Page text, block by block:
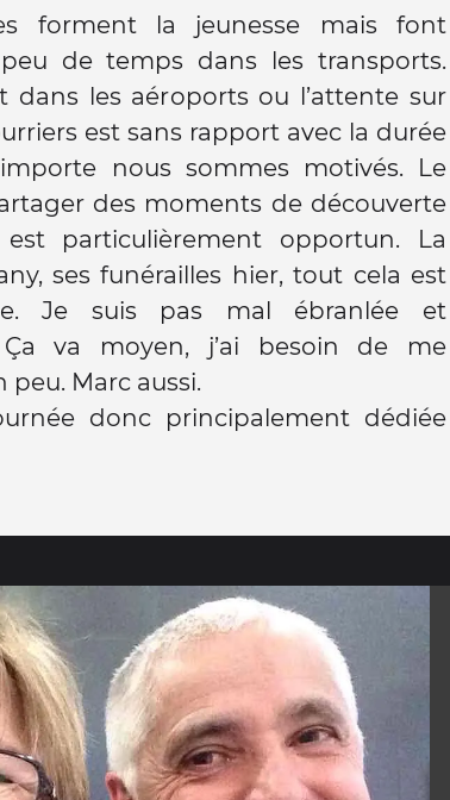
forment la jeunesse mais font
de temps dans les transports.
dans les aéroports ou l’attente sur
est sans rapport avec la durée
nous sommes motivés. Le
des moments de découverte
particulièrement opportun. La
cela est
Je suis pas mal ébranlée et
Ça va moyen, j’ai besoin de me
peu. Marc aussi.
donc principalement dédiée